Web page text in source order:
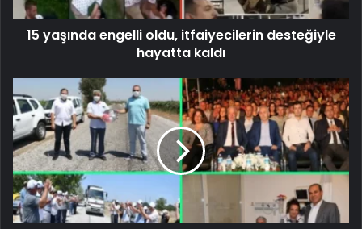
15 yaşında engelli oldu, itfaiyecilerin desteğiyle
hayatta kaldı